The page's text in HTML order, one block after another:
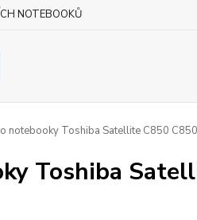
NOTEBOOKŮ
notebooky Toshiba Satellite C850
Toshiba